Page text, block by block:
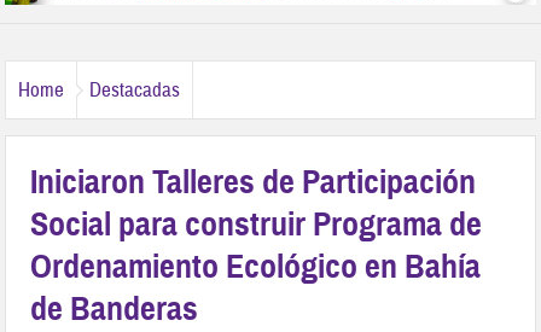
Home Destacadas
Iniciaron Talleres de Participación
Social para construir Programa de
Ordenamiento Ecológico en Bahía
de Banderas